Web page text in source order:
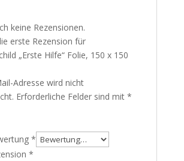
keine Rezensionen.
erste Rezension für
„Erste Hilfe“ Folie, 150 x 150
Adresse wird nicht
Erforderliche Felder sind mit *
*
*